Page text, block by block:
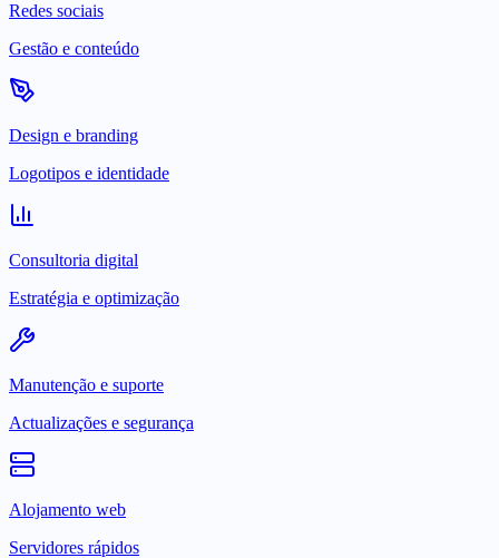
Redes sociais
Gestão e conteúdo
Design e branding
Logotipos e identidade
Consultoria digital
Estratégia e optimização
Manutenção e suporte
Actualizações e segurança
Alojamento web
Servidores rápidos